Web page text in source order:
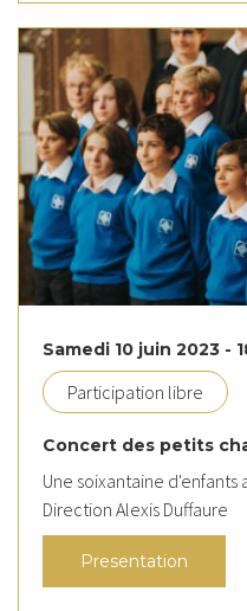
Samedi 10 juin 2023 -
Participation libre
Concert des petits
Une soixantaine d'enfants
Direction Alexis Duffaure
Presentation